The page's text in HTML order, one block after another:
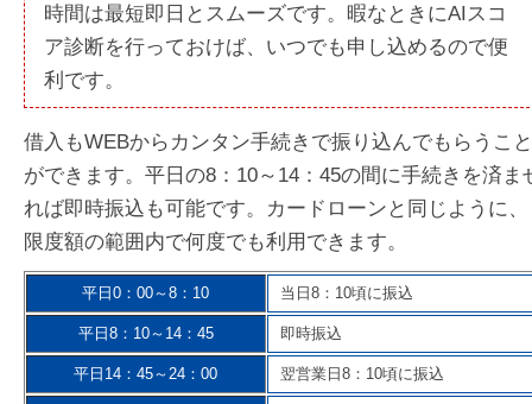
時間は最短即日とスムーズです。暇なときにAIスコ
ア診断を行っておけば、いつでも申し込めるので便
利です。
借入もWEBからカンタン手続きで振り込んでもらうこと
ができます。平日の8：10～14：45の間に手続きを済ま
れば即時振込も可能です。カードローンと同じように、
限度額の範囲内で何度でも利用できます。
平日0：00～8：10 当日8：10頃に振込
平日8：10～14：45 即時振込
平日14：45～24：00 翌営業日8：10頃に振込